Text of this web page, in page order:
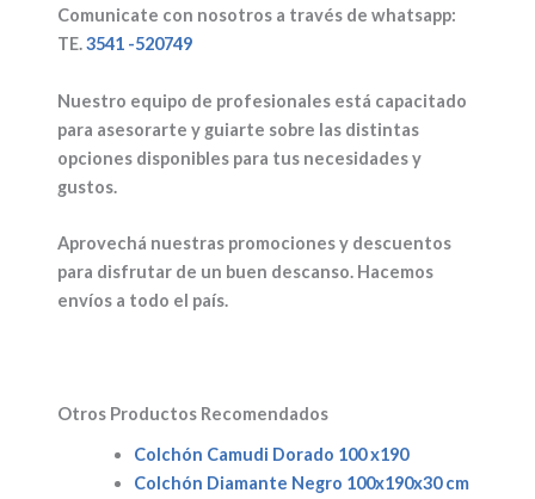
Comunicate con nosotros a través de whatsapp:
TE.3541 -520749
Nuestro equipo de profesionales está capacitado
para asesorarte y guiarte sobre las distintas
opciones disponibles para tus necesidades y
gustos.
Aprovechá nuestras promociones y descuentos
para disfrutar de un buen descanso. Hacemos
envíos a todo el país.
Otros Productos Recomendados
Colchón Camudi Dorado 100 x190
Colchón Diamante Negro 100x190x30 cm